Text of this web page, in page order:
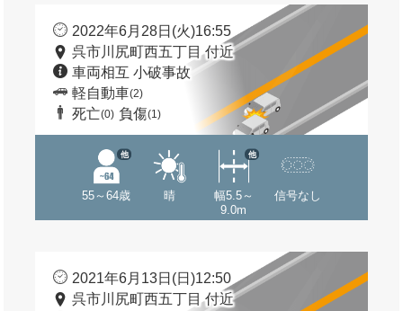
2022年6月28日(火)16:55
呉市川尻町西五丁目 付近
車両相互 小破事故
軽自動車(2)
死亡(0) 負傷(1)
55～64歳
他
晴
幅5.5～
9.0m
他
信号なし
2021年6月13日(日)12:50
呉市川尻町西五丁目 付近